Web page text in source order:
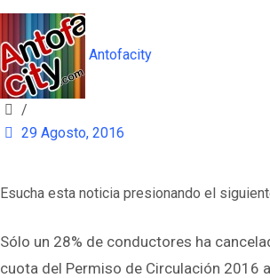
Antofacity
/
29 Agosto, 2016
Esucha esta noticia presionando el
Sólo un 28% de conductores ha
cuota del Permiso de Circulación 2016